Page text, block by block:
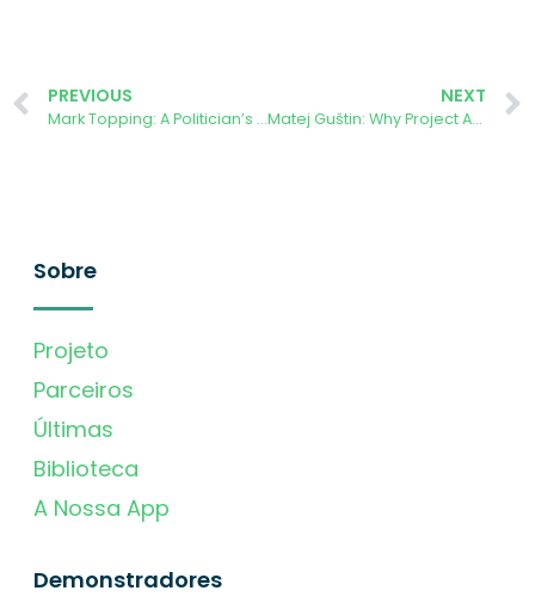
PREVIOUS
Mark Topping: A Politician’s Story from the Forest of Dean
NEXT
Matej Guštin: Why Project AURORA Matters in Slovenia
Sobre
Projeto
Parceiros
Últimas
Biblioteca
A Nossa App
Demonstradores